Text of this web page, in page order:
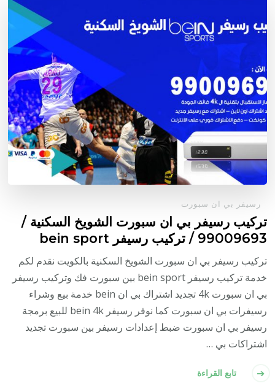
رسيفر بي ان سبورت
تركيب رسيفر بي ان سبورت الشويخ السكنية /
99009693 / تركيب رسيفر bein sport
تركيب رسيفر بي ان سبورت الشويخ السكنية بالكويت نقدم لكم
خدمة تركيب رسيفر bein sport بين سبورت فك وتركيب رسيفر
بي ان سبورت 4k تجديد اشتراك بي ان bein خدمة بيع وشراء
رسيفرات بي ان سبورت كما نوفر رسيفر bein 4k للبيع برمجة
رسيفر بي ان سبورت ضبط إعدادات رسيفر بين سبورت تجديد
اشتراكات بي …
تابع القراءة